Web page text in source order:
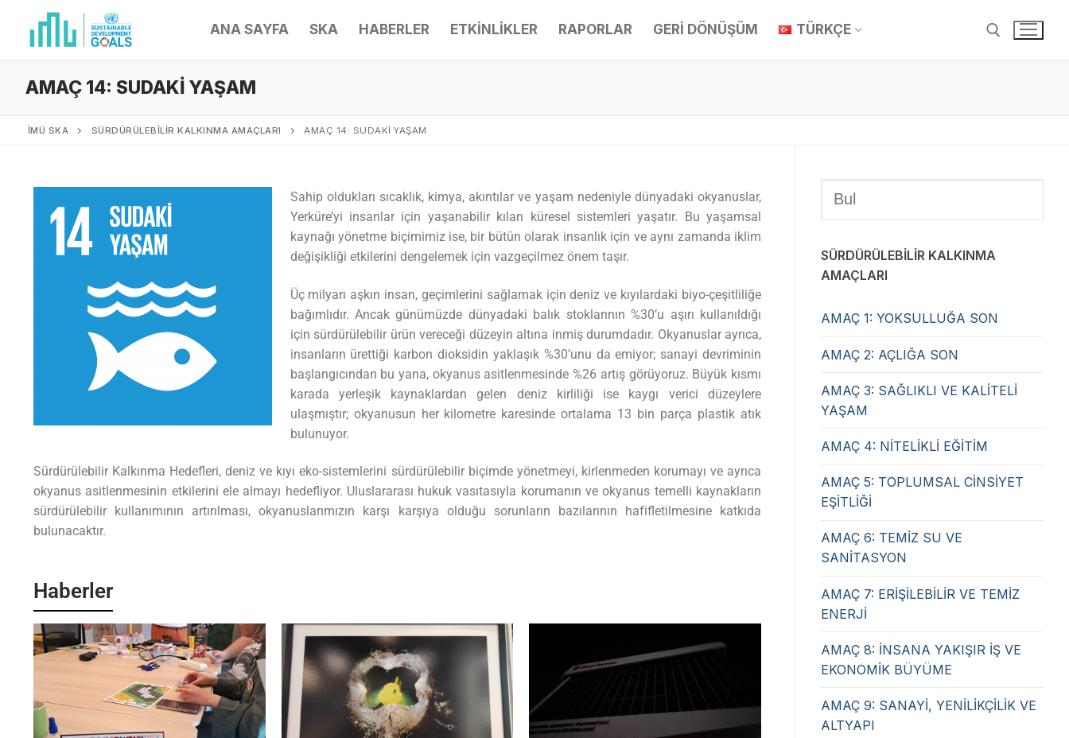
ANA SAYFA SKA HABERLER ETKİNLİKLER RAPORLAR GERİ DÖNÜŞÜM TÜRKÇE
AMAÇ 14: SUDAKİ YAŞAM
İMÜ SKA SÜRDÜRÜLEBİLİR KALKINMA AMAÇLARI AMAÇ 14: SUDAKİ YAŞAM
Sahip oldukları sıcaklık, kimya, akıntılar ve yaşam nedeniyle dünyadaki okyanuslar,
Yerküre’yi insanlar için yaşanabilir kılan küresel sistemleri yaşatır. Bu yaşamsal
kaynağı yönetme biçimimiz ise, bir bütün olarak insanlık için ve aynı zamanda iklim
değişikliği etkilerini dengelemek için vazgeçilmez önem taşır.
Üç milyarı aşkın insan, geçimlerini sağlamak için deniz ve kıyılardaki biyo-çeşitliliğe
bağımlıdır. Ancak günümüzde dünyadaki balık stoklarının %30’u aşırı kullanıldığı
için sürdürülebilir ürün vereceği düzeyin altına inmiş durumdadır. Okyanuslar ayrıca,
insanların ürettiği karbon dioksidin yaklaşık %30’unu da emiyor; sanayi devriminin
başlangıcından bu yana, okyanus asitlenmesinde %26 artış görüyoruz. Büyük kısmı
karada yerleşik kaynaklardan gelen deniz kirliliği ise kaygı verici düzeylere
ulaşmıştır; okyanusun her kilometre karesinde ortalama 13 bin parça plastik atık
bulunuyor.
Sürdürülebilir Kalkınma Hedefleri, deniz ve kıyı eko-sistemlerini sürdürülebilir biçimde yönetmeyi, kirlenmeden korumayı ve ayrıca
okyanus asitlenmesinin etkilerini ele almayı hedefliyor. Uluslararası hukuk vasıtasıyla korumanın ve okyanus temelli kaynakların
sürdürülebilir kullanımının artırılması, okyanuslarımızın karşı karşıya olduğu sorunların bazılarının hafifletilmesine katkıda
bulunacaktır.
Haberler
SÜRDÜRÜLEBİLİR KALKINMA
AMAÇLARI
AMAÇ 1: YOKSULLUĞA SON
AMAÇ 2: AÇLIĞA SON
AMAÇ 3: SAĞLIKLI VE KALİTELİ
YAŞAM
AMAÇ 4: NİTELİKLİ EĞİTİM
AMAÇ 5: TOPLUMSAL CİNSİYET
EŞİTLİĞİ
AMAÇ 6: TEMİZ SU VE
SANİTASYON
AMAÇ 7: ERİŞİLEBİLİR VE TEMİZ
ENERJİ
AMAÇ 8: İNSANA YAKIŞIR İŞ VE
EKONOMİK BÜYÜME
AMAÇ 9: SANAYİ, YENİLİKÇİLİK VE
ALTYAPI